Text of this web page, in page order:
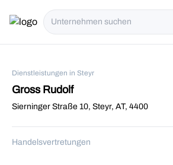
Dienstleistungen in Steyr
Gross Rudolf
Sierninger Straße 10, Steyr, AT, 4400
Handelsvertretungen